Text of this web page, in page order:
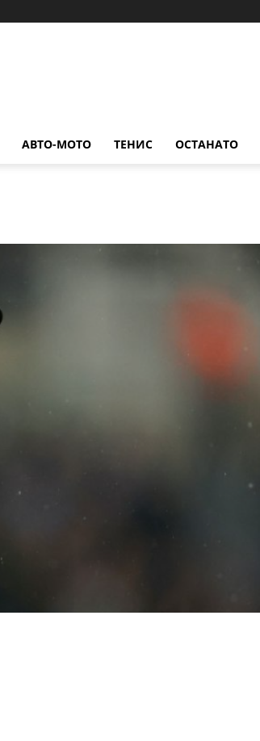
АВТО-МОТО ТЕНИС ОСТАНАТО